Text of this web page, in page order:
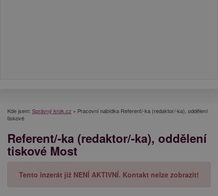
Kde jsem: Správný krok.cz » Pracovní nabídka Referent/-ka (redaktor/-ka), oddělení
tiskové
Referent/-ka (redaktor/-ka), oddělení
tiskové Most
Tento inzerát již NENÍ AKTIVNÍ. Kontakt nelze zobrazit!